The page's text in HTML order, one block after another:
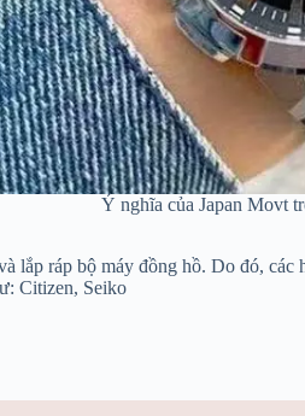
Ý nghĩa của Japan Movt
lắp ráp bộ máy đồng hồ. Do đó,
Citizen, Seiko